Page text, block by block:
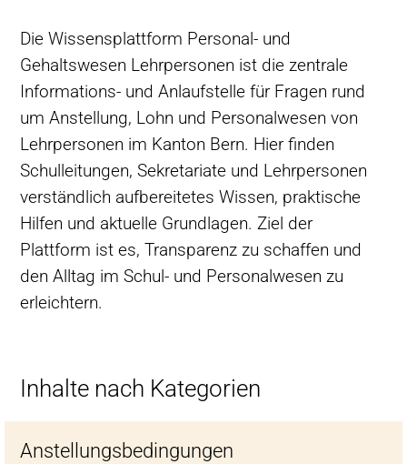
Die Wissensplattform Personal- und
Gehaltswesen Lehrpersonen ist die zentrale
Informations- und Anlaufstelle für Fragen rund
um Anstellung, Lohn und Personalwesen von
Lehrpersonen im Kanton Bern. Hier finden
Schulleitungen, Sekretariate und Lehrpersonen
verständlich aufbereitetes Wissen, praktische
Hilfen und aktuelle Grundlagen. Ziel der
Plattform ist es, Transparenz zu schaffen und
den Alltag im Schul- und Personalwesen zu
erleichtern.
Inhalte nach Kategorien
Anstellungsbedingungen